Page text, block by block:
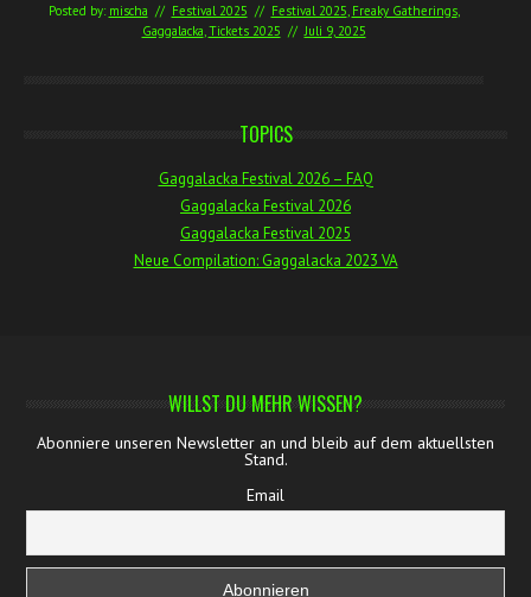
Posted by: mischa // Festival 2025 // Festival 2025 Freaky Gatherings,
Gaggalacka Tickets 2025 // Juli 9, 2025
TOPICS
Gaggalacka Festival 2026 – FAQ
Gaggalacka Festival 2026
Gaggalacka Festival 2025
Neue Compilation: Gaggalacka 2023 VA
WILLST DU MEHR WISSEN?
Abonniere unseren Newsletter an und bleib auf dem aktuellsten
Stand.
Email